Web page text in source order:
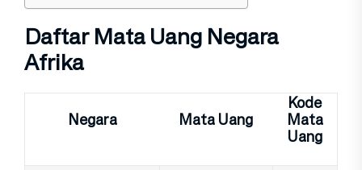
Daftar Mata Uang Negara
Afrika
Negara Mata Uang
Kode
Mata
Uang